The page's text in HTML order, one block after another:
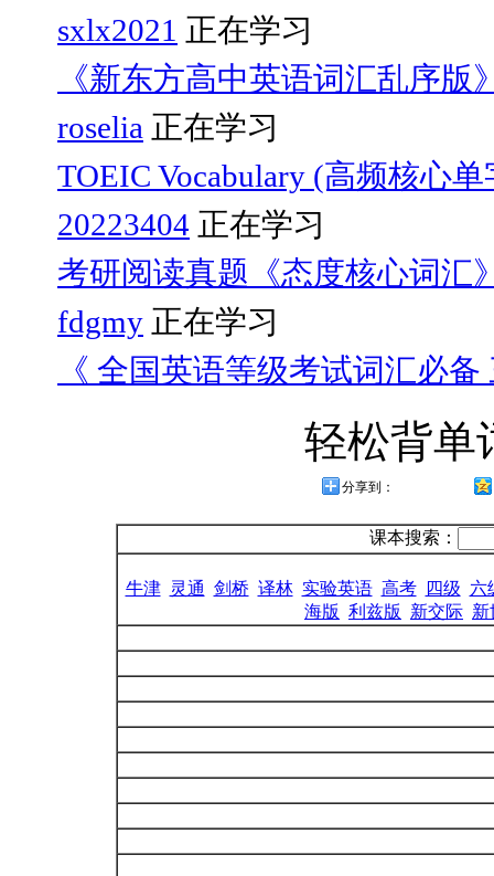
sxlx2021 正在学习
《新东方高中英语词汇乱序版
roselia 正在学习
TOEIC Vocabulary (高频核心
20223404 正在学习
考研阅读真题《态度核心词汇
fdgmy 正在学习
《 全国英语等级考试词汇必备
轻松背单
分享到：
课本搜索：
牛津 灵通 剑桥 译林 实验英语 高考 四级 六
海版 利兹版 新交际 新